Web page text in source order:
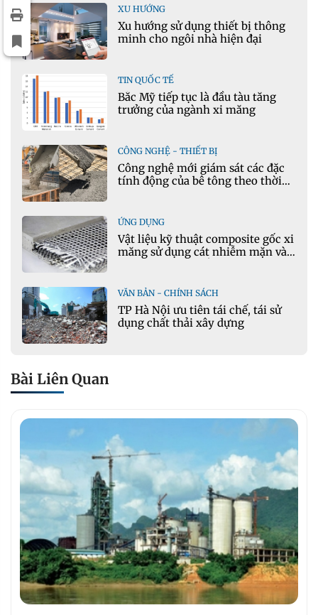
XU HƯỚNG
Xu hướng sử dụng thiết bị thông
minh cho ngôi nhà hiện đại
TIN QUỐC TẾ
Bắc Mỹ tiếp tục là đầu tàu tăng
trưởng của ngành xi măng
CÔNG NGHỆ - THIẾT BỊ
Công nghệ mới giám sát các đặc
tính động của bê tông theo thời
ỨNG DỤNG
Vật liệu kỹ thuật composite gốc xi
măng sử dụng cát nhiễm mặn và
VĂN BẢN - CHÍNH SÁCH
TP Hà Nội ưu tiên tái chế, tái sử
dụng chất thải xây dựng
Bài Liên Quan